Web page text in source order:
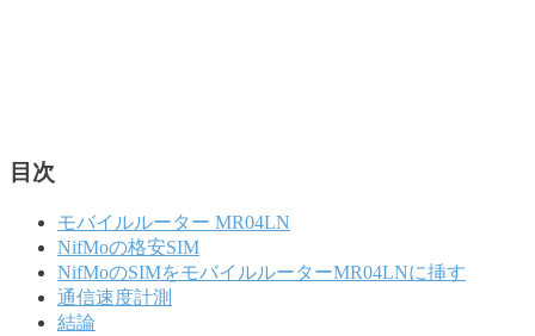
目次
モバイルルーター MR04LN
NifMoの格安SIM
NifMoのSIMをモバイルルーターMR04LNに挿す
通信速度計測
結論